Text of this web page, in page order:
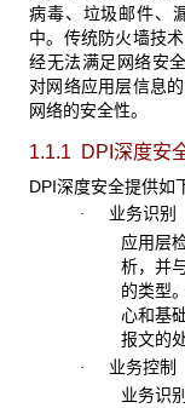
病毒、垃圾邮件、
中。传统防火墙技
经无法满足网络安
对网络应用层信息
网络的安全性。
1.1.1 DPI深度安
DPI深度安全提供如
· 业务识别
应用层
析，并
的类型
心和基
报文的
· 业务控制
业务识